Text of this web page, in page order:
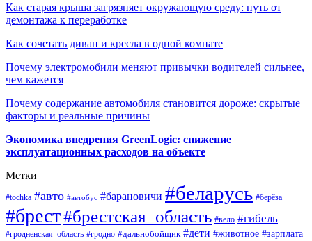
Как старая крыша загрязняет окружающую среду: путь от
демонтажа к переработке
Как сочетать диван и кресла в одной комнате
Почему электромобили меняют привычки водителей сильнее,
чем кажется
Почему содержание автомобиля становится дороже: скрытые
факторы и реальные причины
Экономика внедрения GreenLogic: снижение
эксплуатационных расходов на объекте
Метки
#tochka #авто #автобус #барановичи #беларусь #берёза
#брест#брестская_область #вело #гибель
#гродненская_область #гродно #дальнобойщик #дети #животное #зарплата